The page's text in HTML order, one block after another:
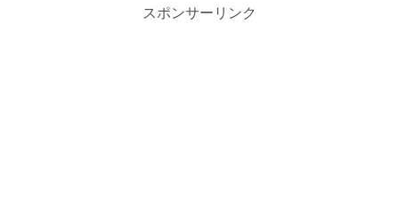
しばらくは日本人選手にと...
ティングの他にもプ...
スポンサーリンク